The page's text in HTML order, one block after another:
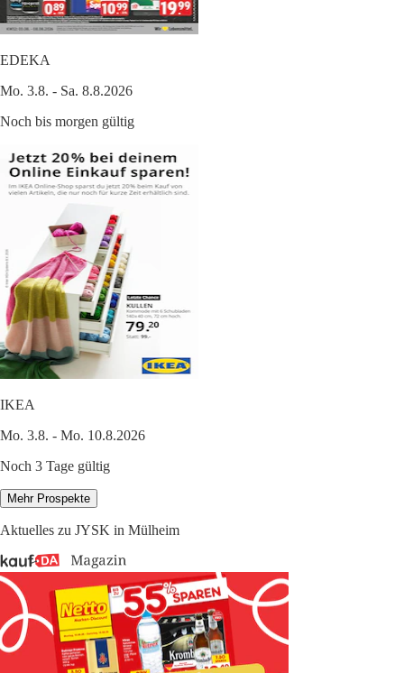
EDEKA
Mo. 3.8. - Sa. 8.8.2026
Noch bis morgen gültig
IKEA
Mo. 3.8. - Mo. 10.8.2026
Noch 3 Tage gültig
Mehr Prospekte
Aktuelles zu JYSK in Mülheim